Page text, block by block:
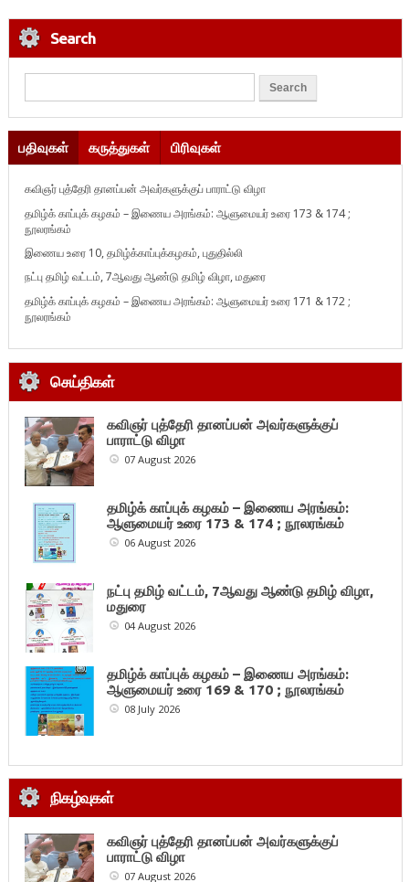
Search
பதிவுகள் கருத்துகள் பிரிவுகள்
கவிஞர் புத்தேரி தானப்பன் அவர்களுக்குப் பாராட்டு விழா
தமிழ்க் காப்புக் கழகம் – இணைய அரங்கம்: ஆளுமையர் உரை 173 & 174 ;
நூலரங்கம்
இணைய உரை 10, தமிழ்க்காப்புக்கழகம், புதுதில்லி
நட்பு தமிழ் வட்டம், 7ஆவது ஆண்டு தமிழ் விழா, மதுரை
தமிழ்க் காப்புக் கழகம் – இணைய அரங்கம்: ஆளுமையர் உரை 171 & 172 ;
நூலரங்கம்
செய்திகள்
கவிஞர் புத்தேரி தானப்பன் அவர்களுக்குப்
பாராட்டு விழா
07 August 2026
தமிழ்க் காப்புக் கழகம் – இணைய அரங்கம்:
ஆளுமையர் உரை 173 & 174 ; நூலரங்கம்
06 August 2026
நட்பு தமிழ் வட்டம், 7ஆவது ஆண்டு தமிழ் விழா,
மதுரை
04 August 2026
தமிழ்க் காப்புக் கழகம் – இணைய அரங்கம்:
ஆளுமையர் உரை 169 & 170 ; நூலரங்கம்
08 July 2026
நிகழ்வுகள்
கவிஞர் புத்தேரி தானப்பன் அவர்களுக்குப்
பாராட்டு விழா
07 August 2026